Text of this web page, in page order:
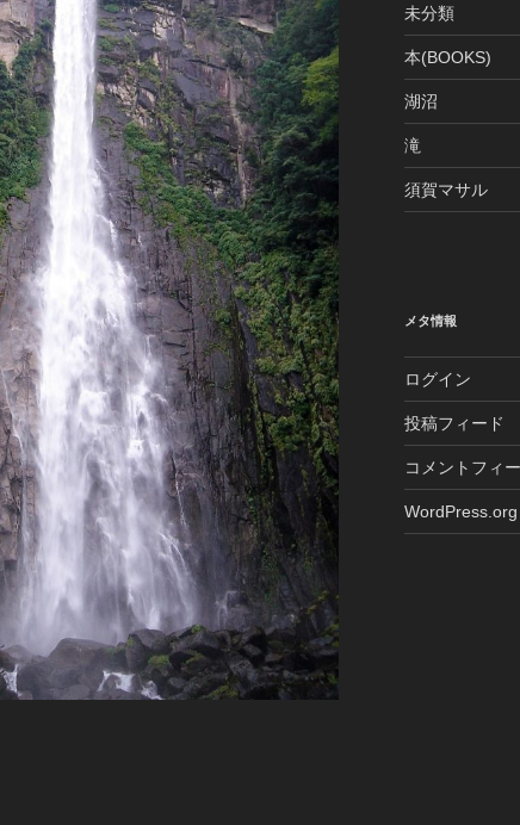
未分類
本(BOOKS)
湖沼
滝
須賀マサル
メタ情報
ログイン
投稿フィード
コメントフィ
WordPress.org